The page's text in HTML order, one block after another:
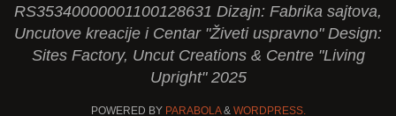
RS35340000001100128631 Dizajn: Fabrika sajtova,
Uncutove kreacije i Centar "Živeti uspravno" Design:
Sites Factory, Uncut Creations & Centre "Living
Upright" 2025
POWERED BY PARABOLA& WORDPRESS.